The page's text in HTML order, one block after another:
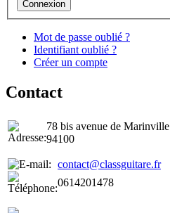
Mot de passe oublié ?
Identifiant oublié ?
Créer un compte
Contact
78 bis avenue de Marinville
94100
contact@classguitare.fr
0614201478